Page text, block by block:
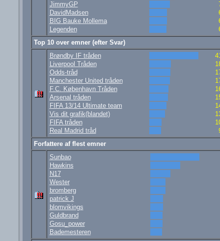
JimmyGP
DavidMadsen
BIG Bauke Mollema
Legenden
Top 10 over emner (efter Svar)
Brøndby IF tråden
Liverpool Tråden
Odds-tråd
Manchester United tråden
F.C. København Tråden
Arsenal tråden
FIFA 13/14 Ultimate team
Vis dit grafik(blandet)
FIFA tråden
Real Madrid tråd
Forfattere af flest emner
Sunbao
Hawkins
N17
Wester
bromberg
patrick J
blomvikings
Guldbrand
Gosu_power
Bademesteren